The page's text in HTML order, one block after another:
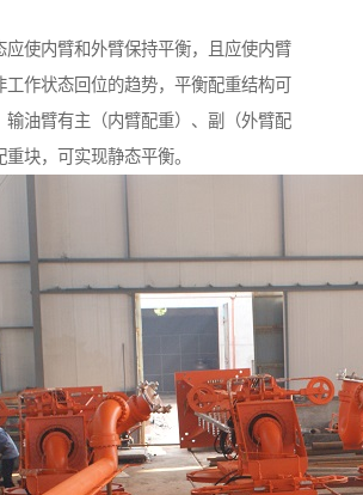
应使内臂和外臂保持平衡，且应使内臂
作状态回位的趋势，平衡配重结构可
输油臂有主（内臂配重）、副（外臂配
块，可实现静态平衡。